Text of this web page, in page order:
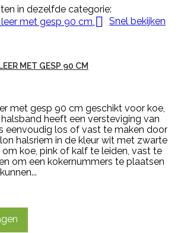
in dezelfde categorie:
 Snel bekijken
MET GESP 90 CM
met gesp 90 cm geschikt voor koe,
heeft een versteviging van
eenvoudig los of vast te maken door
halsriem in de kleur wit met zwarte
koe, pink of kalf te leiden, vast te
om een kokernummers te plaatsen